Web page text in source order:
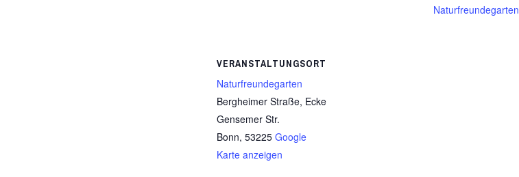
Naturfreundegarten
VERANSTALTUNGSORT
Naturfreundegarten
Bergheimer Straße, Ecke
Gensemer Str.
Bonn, 53225 Google
Karte anzeigen